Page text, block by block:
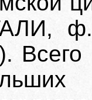
ф.
Всего